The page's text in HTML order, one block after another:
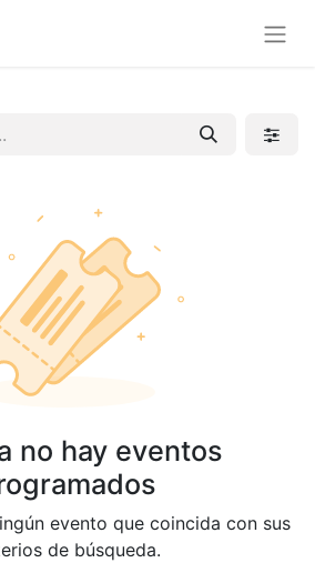
no hay eventos
evento que coincida con sus
de búsqueda.